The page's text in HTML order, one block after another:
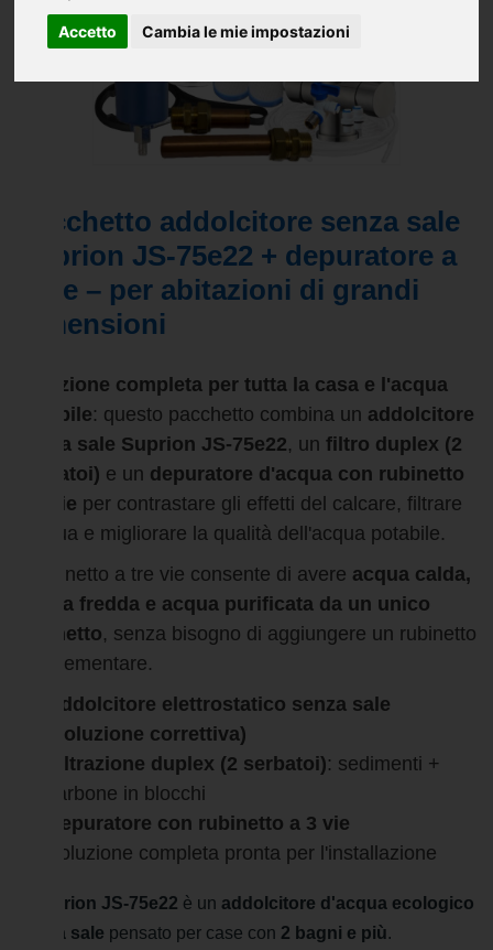
Accetto Cambia le mie impostazioni
Pacchetto addolcitore senza sale
Suprion JS-75e22 + depuratore a
3 vie – per abitazioni di grandi
dimensioni
Soluzione completa per tutta la casa e l'acqua
potabile: questo pacchetto combina un addolcitore
senza sale Suprion JS-75e22, un filtro duplex (2
serbatoi) e un depuratore d'acqua con rubinetto
a 3 vie per contrastare gli effetti del calcare, filtrare
l'acqua e migliorare la qualità dell'acqua potabile.
Il rubinetto a tre vie consente di avere acqua calda,
acqua fredda e acqua purificata da un unico
rubinetto, senza bisogno di aggiungere un rubinetto
supplementare.
Addolcitore elettrostatico senza sale
(soluzione correttiva)
Filtrazione duplex (2 serbatoi): sedimenti +
carbone in blocchi
Depuratore con rubinetto a 3 vie
Soluzione completa pronta per l'installazione
Il Suprion JS-75e22 è un addolcitore d'acqua ecologico
senza sale pensato per case con 2 bagni e più.